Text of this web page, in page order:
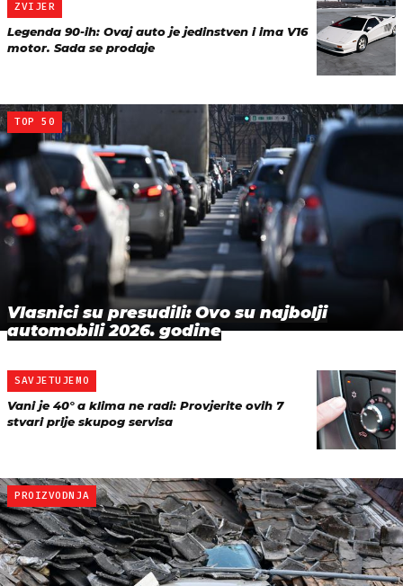
ZVIJER
Legenda 90-ih: Ovaj auto je jedinstven i ima V16
motor. Sada se prodaje
TOP 50
Vlasnici su presudili: Ovo su najbolji
automobili 2026. godine
SAVJETUJEMO
Vani je 40° a klima ne radi: Provjerite ovih 7
stvari prije skupog servisa
PROIZVODNJA